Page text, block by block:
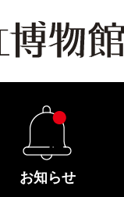
お知らせ